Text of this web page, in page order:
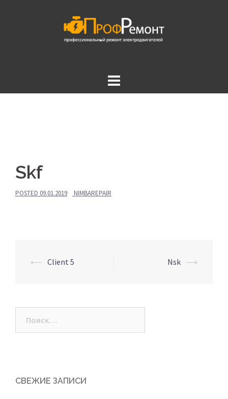
Skf
POSTED 09.01.2019 NIMBAREPAIR
Post
⟵ Client 5 Nsk ⟶
СВЕЖИЕ ЗАПИСИ